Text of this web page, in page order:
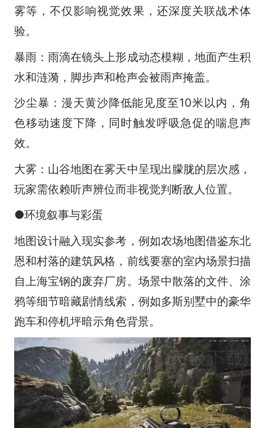
雾等，不仅影响视觉效果，还深度关联战术体
验。
暴雨：雨滴在镜头上形成动态模糊，地面产生积
水和涟漪，脚步声和枪声会被雨声掩盖。
沙尘暴：漫天黄沙降低能见度至10米以内，角
色移动速度下降，同时触发呼吸急促的喘息声
效。
大雾：山谷地图在雾天中呈现出朦胧的层次感，
玩家需依赖听声辨位而非视觉判断敌人位置。
●环境叙事与彩蛋
地图设计融入现实参考，例如农场地图借鉴东北
恩和村落的建筑风格，前线要塞的室内场景扫描
自上海宝钢的废弃厂房。场景中散落的文件、涂
鸦等细节暗藏剧情线索，例如多斯别墅中的豪华
跑车和停机坪暗示角色背景。